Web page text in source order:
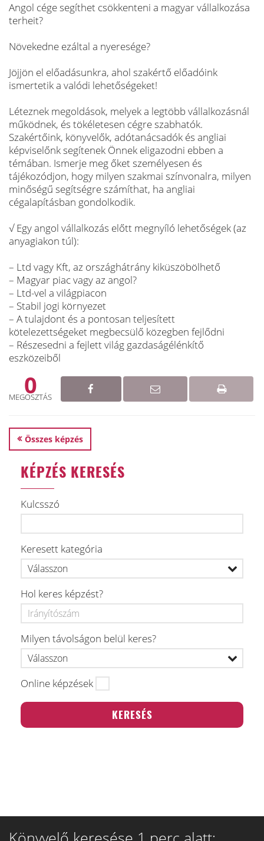
Angol cége segíthet csökkenteni a magyar vállalkozása
terheit?
Növekedne ezáltal a nyeresége?
Jöjjön el előadásunkra, ahol szakértő előadóink
ismertetik a valódi lehetőségeket!
Léteznek megoldások, melyek a legtöbb vállalkozásnál
működnek, és tökéletesen cégre szabhatók.
Szakértőink, könyvelők, adótanácsadók és angliai
képviselőnk segítenek Önnek eligazodni ebben a
témában. Ismerje meg őket személyesen és
tájékozódjon, hogy milyen szakmai színvonalra, milyen
minőségű segítségre számíthat, ha angliai
cégalapításban gondolkodik.
√ Egy angol vállalkozás előtt megnyíló lehetőségek (az
anyagiakon túl):
– Ltd vagy Kft, az országhátrány kiküszöbölhető
– Magyar piac vagy az angol?
– Ltd-vel a világpiacon
– Stabil jogi környezet
– A tulajdont és a pontosan teljesített
kötelezettségeket megbecsülő közegben fejlődni
– Részesedni a fejlett világ gazdaságélénkítő
eszközeiből
0
MEGOSZTÁS
Összes képzés
KÉPZÉS KERESÉS
Kulcsszó
Keresett kategória
Hol keres képzést?
Milyen távolságon belül keres?
Online képzések